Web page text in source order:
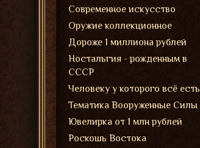
Современное искусство
Оружие коллекционное
Дороже 1 миллиона рублей
Ностальгия - рожденным в
СССР
Человеку у которого всё есть
Тематика Вооруженные Силы
Ювелирка от 1 млн рублей
Роскошь Востока